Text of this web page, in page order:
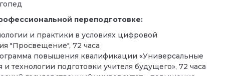
переподготовке:
и практики в условиях цифровой
"Просвещение", 72 часа
повышения квалификации «Универсальные
технологии подготовки учителя будущего», 72 часа